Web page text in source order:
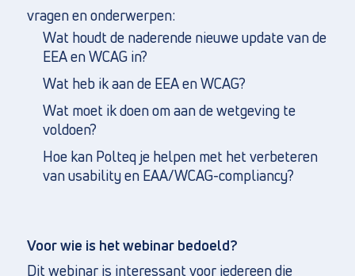
vragen en onderwerpen:
Wat houdt de naderende nieuwe update van de
EEA en WCAG in?
Wat heb ik aan de EEA en WCAG?
Wat moet ik doen om aan de wetgeving te
voldoen?
Hoe kan Polteq je helpen met het verbeteren
van usability en EAA/WCAG-compliancy?
Voor wie is het webinar bedoeld?
Dit webinar is interessant voor iedereen die